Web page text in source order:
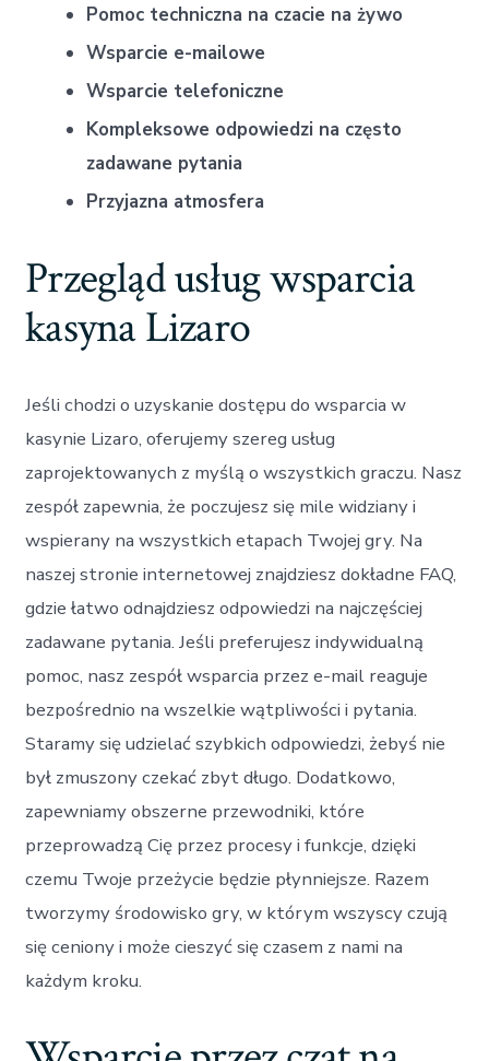
Pomoc techniczna na czacie na żywo
Wsparcie e-mailowe
Wsparcie telefoniczne
Kompleksowe odpowiedzi na często
zadawane pytania
Przyjazna atmosfera
Przegląd usług wsparcia
kasyna Lizaro
Jeśli chodzi o uzyskanie dostępu do wsparcia w
kasynie Lizaro, oferujemy szereg usług
zaprojektowanych z myślą o wszystkich graczu. Nasz
zespół zapewnia, że poczujesz się mile widziany i
wspierany na wszystkich etapach Twojej gry. Na
naszej stronie internetowej znajdziesz dokładne FAQ,
gdzie łatwo odnajdziesz odpowiedzi na najczęściej
zadawane pytania. Jeśli preferujesz indywidualną
pomoc, nasz zespół wsparcia przez e-mail reaguje
bezpośrednio na wszelkie wątpliwości i pytania.
Staramy się udzielać szybkich odpowiedzi, żebyś nie
był zmuszony czekać zbyt długo. Dodatkowo,
zapewniamy obszerne przewodniki, które
przeprowadzą Cię przez procesy i funkcje, dzięki
czemu Twoje przeżycie będzie płynniejsze. Razem
tworzymy środowisko gry, w którym wszyscy czują
się ceniony i może cieszyć się czasem z nami na
każdym kroku.